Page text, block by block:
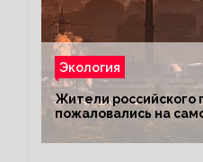
Экология
Жители российского
пожаловались на